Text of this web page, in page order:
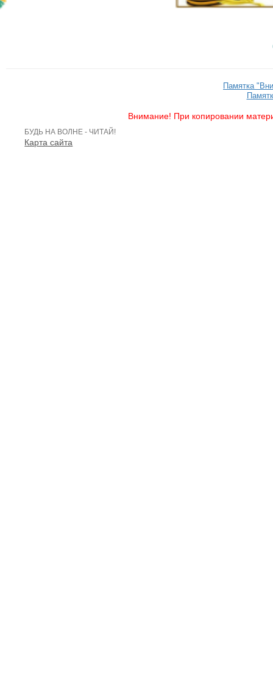
Памятка
Внимание! При копировании
БУДЬ НА ВОЛНЕ - ЧИТАЙ!
Карта сайта